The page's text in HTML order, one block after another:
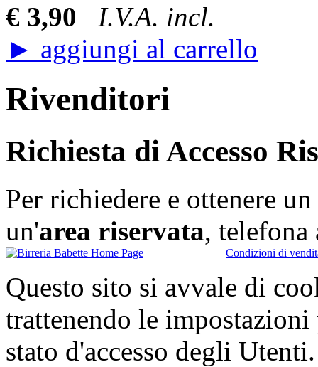
€ 3,90
I.V.A. incl.
► aggiungi al carrello
Rivenditori
Richiesta di Accesso
Per richiedere e ottenere un
un'area riservata,
Condizioni di
Questo sito si avvale di
trattenendo le
stato d'accesso degli Utenti.